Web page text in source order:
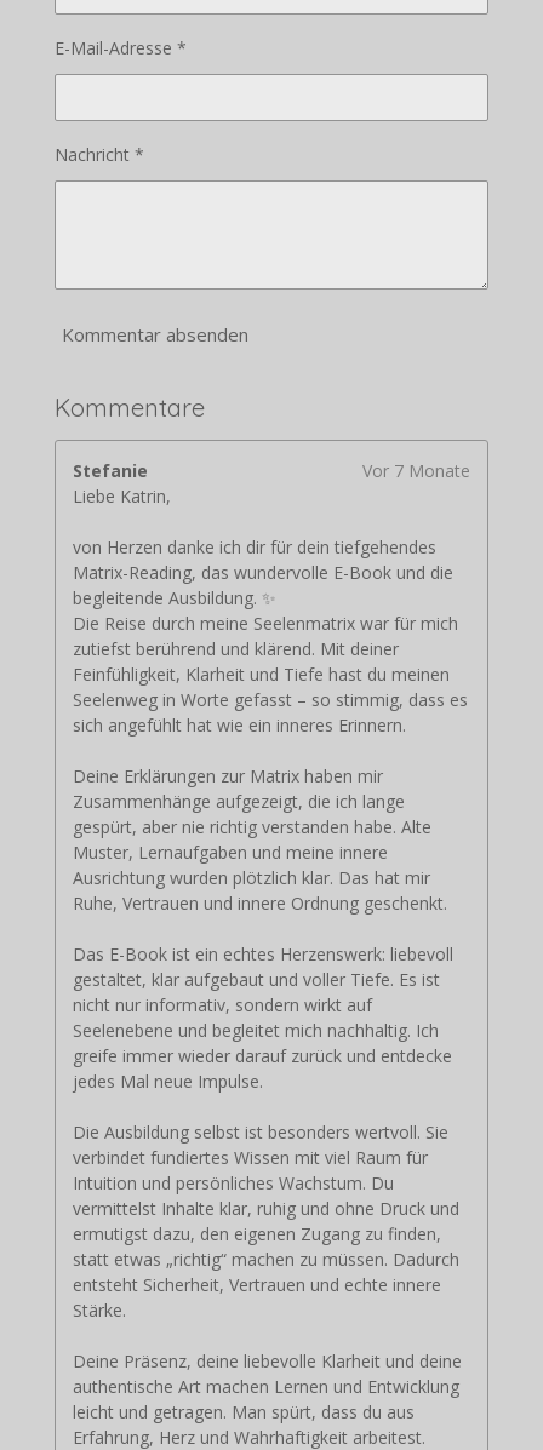
E-Mail-Adresse *
Nachricht *
Kommentar absenden
Kommentare
Stefanie
Vor 7 Monate
Liebe Katrin,
von Herzen danke ich dir für dein tiefgehendes
Matrix-Reading, das wundervolle E-Book und die
begleitende Ausbildung. ✨
Die Reise durch meine Seelenmatrix war für mich
zutiefst berührend und klärend. Mit deiner
Feinfühligkeit, Klarheit und Tiefe hast du meinen
Seelenweg in Worte gefasst – so stimmig, dass es
sich angefühlt hat wie ein inneres Erinnern.
Deine Erklärungen zur Matrix haben mir
Zusammenhänge aufgezeigt, die ich lange
gespürt, aber nie richtig verstanden habe. Alte
Muster, Lernaufgaben und meine innere
Ausrichtung wurden plötzlich klar. Das hat mir
Ruhe, Vertrauen und innere Ordnung geschenkt.
Das E-Book ist ein echtes Herzenswerk: liebevoll
gestaltet, klar aufgebaut und voller Tiefe. Es ist
nicht nur informativ, sondern wirkt auf
Seelenebene und begleitet mich nachhaltig. Ich
greife immer wieder darauf zurück und entdecke
jedes Mal neue Impulse.
Die Ausbildung selbst ist besonders wertvoll. Sie
verbindet fundiertes Wissen mit viel Raum für
Intuition und persönliches Wachstum. Du
vermittelst Inhalte klar, ruhig und ohne Druck und
ermutigst dazu, den eigenen Zugang zu finden,
statt etwas „richtig“ machen zu müssen. Dadurch
entsteht Sicherheit, Vertrauen und echte innere
Stärke.
Deine Präsenz, deine liebevolle Klarheit und deine
authentische Art machen Lernen und Entwicklung
leicht und getragen. Man spürt, dass du aus
Erfahrung, Herz und Wahrhaftigkeit arbeitest.